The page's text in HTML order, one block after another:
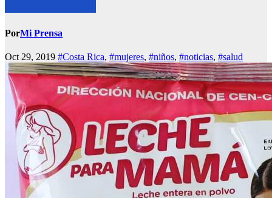
PorMi Prensa
Oct 29, 2019 #Costa Rica, #mujeres, #niños, #noticias, #salud